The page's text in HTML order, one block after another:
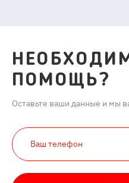
ПОМОЩЬ?
Оставьте ваши данные и мы